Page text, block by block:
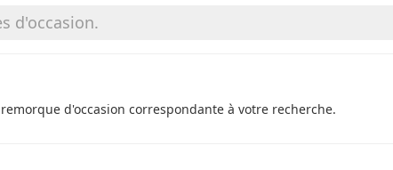
d'occasion.
d'occasion correspondante à votre recherche.